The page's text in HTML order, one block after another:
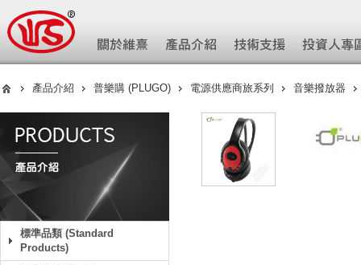
產品介紹 普樂購 (PLUGO) 電源供應商旅系列 音樂撥放器
標準品類 (Standard
Products)